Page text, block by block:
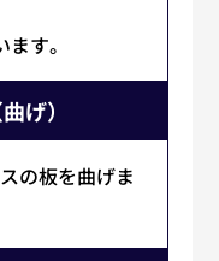
す。
げ）
の板を曲げま